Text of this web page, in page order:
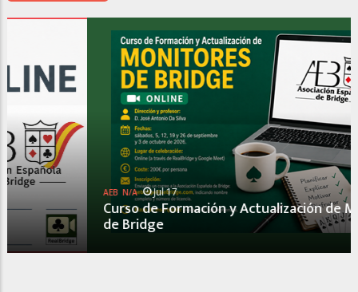
Curso de Formación y Actualización de Monitores
de Bridge